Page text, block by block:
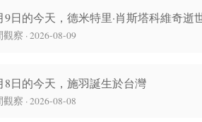
9日的今天，德米特里·肖斯塔科維奇逝
察 · 2026-08-09
8日的今天，施羽誕生於台灣
察 · 2026-08-08